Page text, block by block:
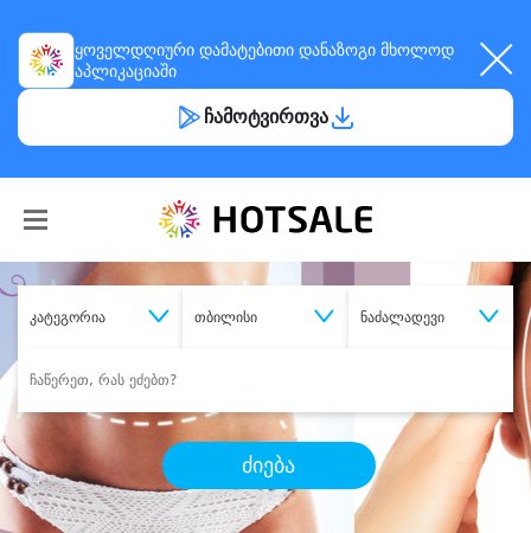
ყოველდღიური დამატებითი დანაზოგი მხოლოდ
აპლიკაციაში
ჩამოტვირთვა
კატეგორია თბილისი ნაძალადევი
ძიება
შეიძინესასურველი მომსახურება